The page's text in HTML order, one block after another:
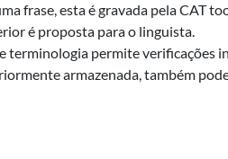
frase, esta é gravada pela CAT
é proposta para o linguista.
terminologia permite verificações
armazenada, também